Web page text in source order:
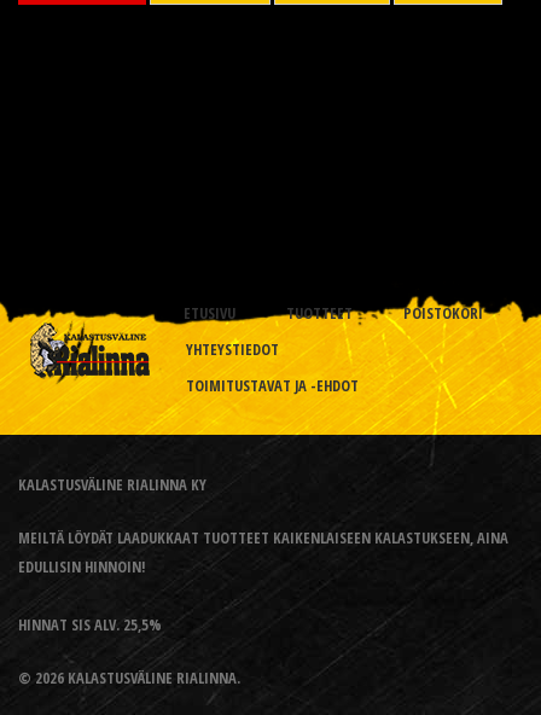
ETUSIVU TUOTTEET
POISTOKORI
YHTEYSTIEDOT
TOIMITUSTAVAT JA -EHDOT
KALASTUSVÄLINE RIALINNA KY
MEILTÄ LÖYDÄT LAADUKKAAT TUOTTEET KAIKENLAISEEN KALASTUKSEEN, AINA
EDULLISIN HINNOIN!
HINNAT SIS ALV. 25,5%
© 2026 KALASTUSVÄLINE RIALINNA.